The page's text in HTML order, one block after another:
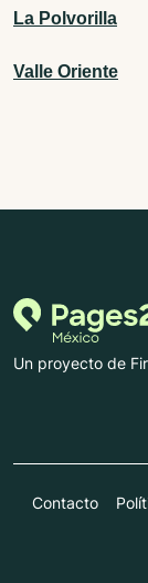
La Polvorilla
Valle Oriente
Un proyecto de
Contacto